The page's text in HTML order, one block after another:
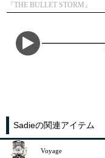
『THE BULLET STORM』
Sadieの関連アイテム
Voyage